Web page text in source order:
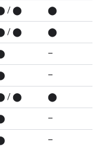
/ ⬤ ⬤
/ ⬤ ⬤
–
–
/ ⬤ ⬤
–
–